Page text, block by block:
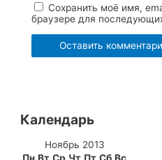
Сохранить моё имя,
браузере для
Календарь
Ноябрь 2013